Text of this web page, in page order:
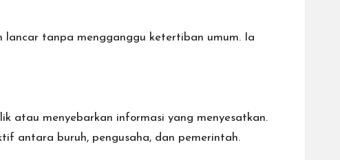
tanpa mengganggu ketertiban umum. Ia
atau menyebarkan informasi yang menyesatkan.
antara buruh, pengusaha, dan pemerintah.